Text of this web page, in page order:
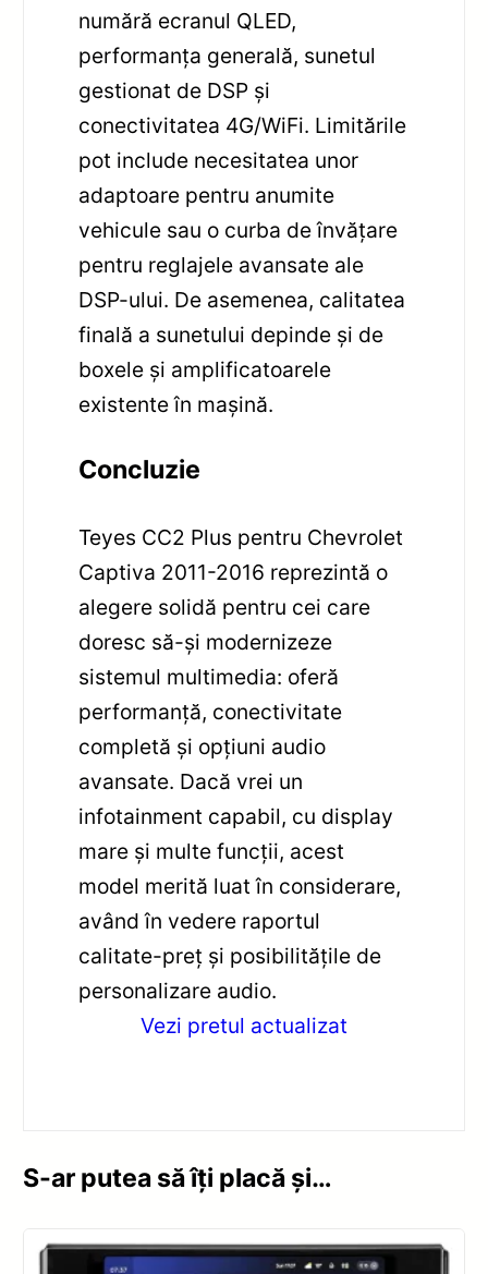
numără ecranul QLED,
performanța generală, sunetul
gestionat de DSP și
conectivitatea 4G/WiFi. Limitările
pot include necesitatea unor
adaptoare pentru anumite
vehicule sau o curba de învățare
pentru reglajele avansate ale
DSP-ului. De asemenea, calitatea
finală a sunetului depinde și de
boxele și amplificatoarele
existente în mașină.
Concluzie
Teyes CC2 Plus pentru Chevrolet
Captiva 2011-2016 reprezintă o
alegere solidă pentru cei care
doresc să-și modernizeze
sistemul multimedia: oferă
performanță, conectivitate
completă și opțiuni audio
avansate. Dacă vrei un
infotainment capabil, cu display
mare și multe funcții, acest
model merită luat în considerare,
având în vedere raportul
calitate-preț și posibilitățile de
personalizare audio.
Vezi pretul actualizat
S-ar putea să îți placă și…